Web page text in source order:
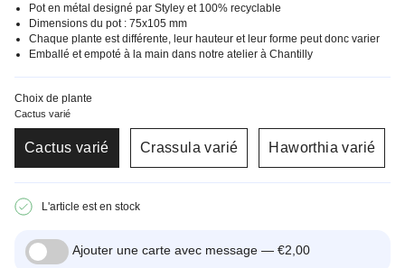
Pot en métal designé par Styley et 100% recyclable
Dimensions du pot : 75x105 mm
Chaque plante est différente, leur hauteur et leur forme peut donc varier
Emballé et empoté à la main dans notre atelier à Chantilly
Choix de plante
Cactus varié
Cactus varié Crassula varié Haworthia varié
L'article est en stock
Ajouter une carte avec message — €2,00